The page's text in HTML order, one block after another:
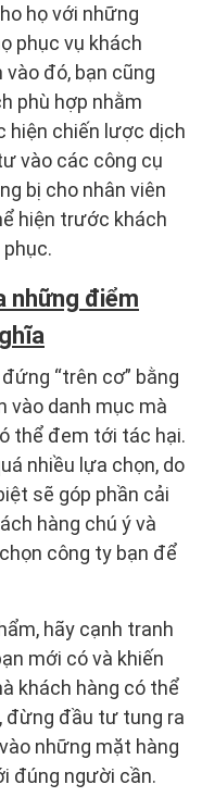
họ với những
phục vụ khách
đó, bạn cũng
phù hợp nhằm
hiện chiến lược dịch
vào các công cụ
bị cho nhân viên
hiện trước khách
những điểm
“trên cơ” bằng
vào danh mục mà
thể đem tới tác hại.
nhiều lựa chọn, do
sẽ góp phần cải
hàng chú ý và
công ty bạn để
hãy cạnh tranh
mới có và khiến
khách hàng có thể
đừng đầu tư tung ra
những mặt hàng
đúng người cần.